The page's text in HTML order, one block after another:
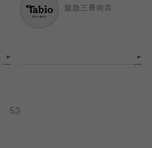
阪急三番街店
53